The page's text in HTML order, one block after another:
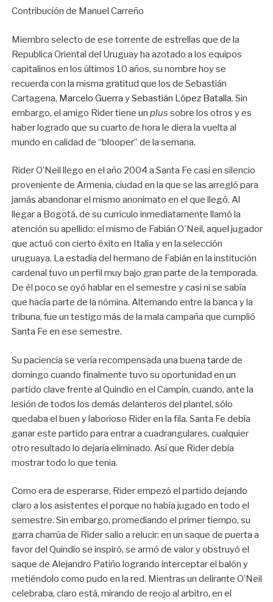
Contribución de Manuel Carreño
Miembro selecto de ese torrente de estrellas que de la
Republica Oriental del Uruguay ha azotado a los equipos
capitalinos en los últimos 10 años, su nombre hoy se
recuerda con la misma gratitud que los de Sebastián
Cartagena, Marcelo GuerraySebastián López Batalla. Sin
embargo, el amigo Rider tiene unplus sobre los otros y es
haber logrado que su cuarto de hora le diera la vuelta al
mundo en calidad de “blooper” de la semana.
Rider O’Neil llego en el año 2004 a Santa Fe casi en silencio
proveniente de Armenia, ciudad en la que se las arregló para
jamás abandonar el mismo anonimato en el que llegó. Al
llegar a Bogotá, de su currículo inmediatamente llamó la
atención su apellido: el mismo de Fabián O´Neil, aquel jugador
que actuó con cierto éxito en Italia y en la selección
uruguaya. La estadía del hermano de Fabián en la institución
cardenal tuvo un perfil muy bajo gran parte de la temporada.
De él poco se oyó hablar en el semestre y casi ni se sabía
que hacía parte de la nómina. Alternando entre la banca y la
tribuna, fue un testigo más de la mala campaña que cumplió
Santa Fe en ese semestre.
Su paciencia se vería recompensada una buena tarde de
domingo cuando finalmente tuvo su oportunidad en un
partido clave frente al Quindio en el Campin, cuando, ante la
lesión de todos los demás delanteros del plantel, sólo
quedaba el buen y laborioso Rider en la fila. Santa Fe debía
ganar este partido para entrar a cuadrangulares, cualquier
otro resultado lo dejaría eliminado. Así que Rider debía
mostrar todo lo que tenia.
Como era de esperarse, Rider empezó el partido dejando
claro a los asistentes el porque no había jugado en todo el
semestre. Sin embargo, promediando el primer tiempo, su
garra charrúa de Rider salio a relucir: en un saque de puerta a
favor del Quindío se inspiró, se armó de valor y obstruyó el
saque de Alejandro Patiño logrando interceptar el balón y
metiéndolo como pudo en la red. Mientras un delirante O’Neil
celebraba, claro está, mirando de reojo al arbitro, en el